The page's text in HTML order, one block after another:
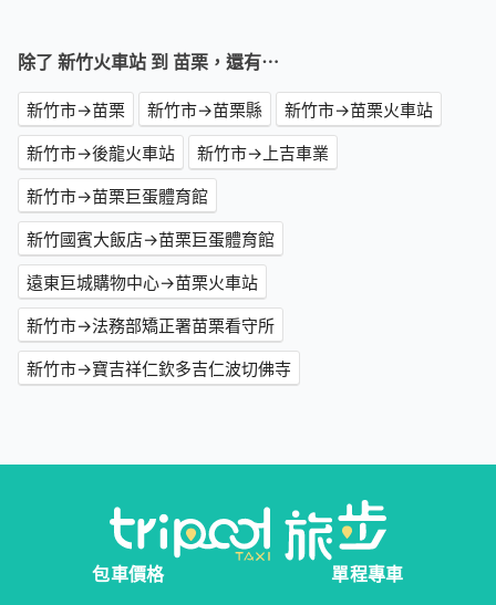
除了 新竹火車站 到 苗栗，還有⋯
新竹市→苗栗 新竹市→苗栗縣
新竹市→苗栗火車站
新竹市→後龍火車站
新竹市→上吉車業
新竹市→苗栗巨蛋體育館
新竹國賓大飯店→苗栗巨蛋體育館
遠東巨城購物中心→苗栗火車站
新竹市→法務部矯正署苗栗看守所
新竹市→寶吉祥仁欽多吉仁波切佛寺
包車價格
單程專車